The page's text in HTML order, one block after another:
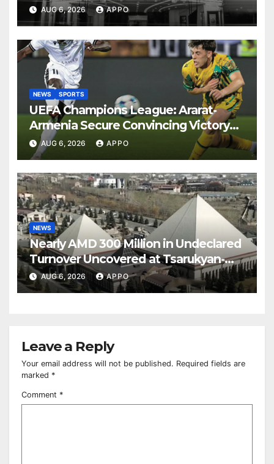
AUG 6, 2026 APPO
NEWS SPORTS
UEFA Champions League: Ararat-
Armenia Secure Convincing Victory
Over Shamrock Rovers 2-0
AUG 6, 2026 APPO
NEWS
Nearly AMD 300 Million in Undeclared
Turnover Uncovered at Tsarukyan-
Owned Entertainment Center
AUG 6, 2026 APPO
Leave a Reply
Your email address will not be published. Required fields are
marked *
Comment *